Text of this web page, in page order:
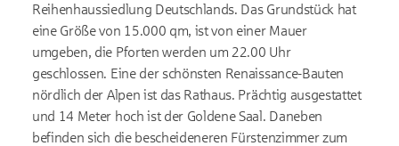
Reihenhaussiedlung Deutschlands. Das Grundstück hat
eine Größe von 15.000 qm, ist von einer Mauer
umgeben, die Pforten werden um 22.00 Uhr
geschlossen. Eine der schönsten Renaissance-Bauten
nördlich der Alpen ist das Rathaus. Prächtig ausgestattet
und 14 Meter hoch ist der Goldene Saal. Daneben
befinden sich die bescheideneren Fürstenzimmer zum